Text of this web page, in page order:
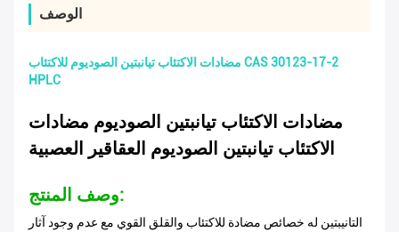
الوصف
مضادات الاكتئاب تيانبتين الصوديوم للاكتئاب CAS 30123-17-2
HPLC
مضادات الاكتئاب تيانبتين الصوديوم مضادات
الاكتئاب تيانبتين الصوديوم العقاقير العصبية
وصف المنتج:
التانيبتين له خصائص مضادة للاكتئاب والقلق القوي مع عدم وجود آثار